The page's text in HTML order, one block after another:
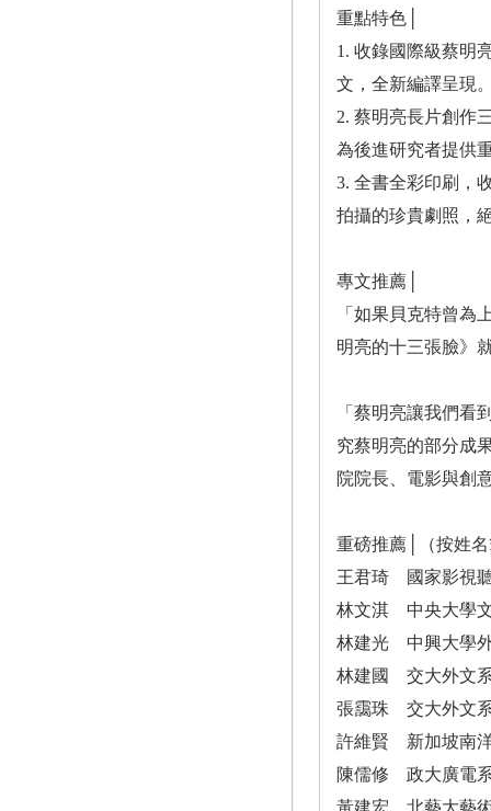
重點特色│
1. 收錄國際級蔡明
文，全新編譯呈現
2. 蔡明亮長片創作
為後進研究者提供
3. 全書全彩印刷，
拍攝的珍貴劇照，
專文推薦│
「如果貝克特曾為
明亮的十三張臉》
「蔡明亮讓我們看
究蔡明亮的部分成
院院長、電影與創
重磅推薦│（按姓
王君琦 國家影視
林文淇 中央大學文
林建光 中興大學
林建國 交大外文
張靄珠 交大外文系
許維賢 新加坡南洋
陳儒修 政大廣電
黃建宏 北藝大藝